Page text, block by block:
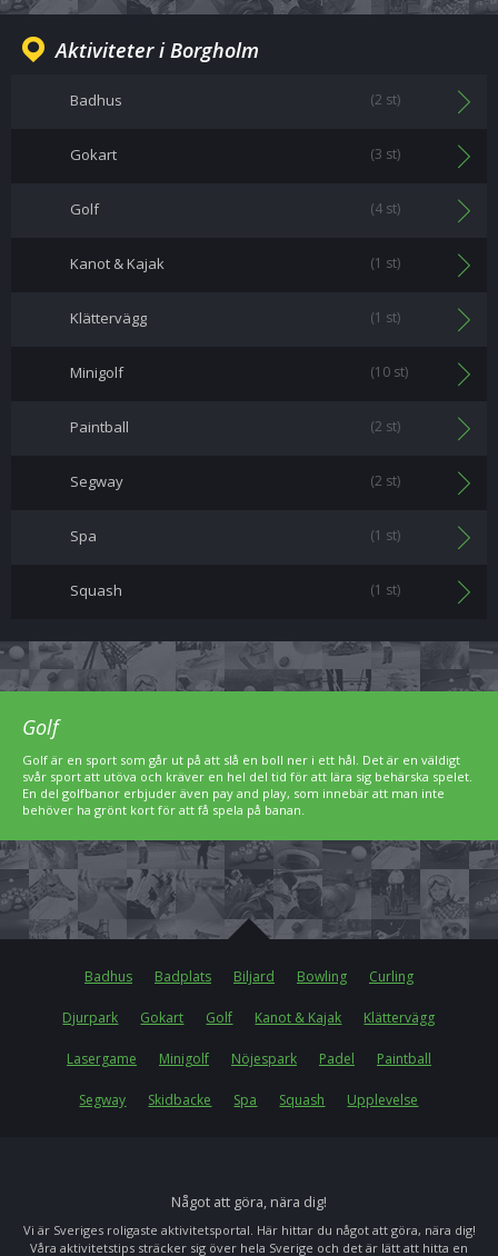
Aktiviteter i Borgholm
Badhus (2 st)
Gokart (3 st)
Golf (4 st)
Kanot & Kajak (1 st)
Klättervägg (1 st)
Minigolf (10 st)
Paintball (2 st)
Segway (2 st)
Spa (1 st)
Squash (1 st)
Golf
Golf är en sport som går ut på att slå en boll ner i ett hål. Det är en väldigt
svår sport att utöva och kräver en hel del tid för att lära sig behärska spelet.
En del golfbanor erbjuder även pay and play, som innebär att man inte
behöver ha grönt kort för att få spela på banan.
Badhus Badplats Biljard Bowling Curling
Djurpark Gokart Golf Kanot & Kajak Klättervägg
Lasergame Minigolf Nöjespark Padel Paintball
Segway Skidbacke Spa Squash Upplevelse
Något att göra, nära dig!
Vi är Sveriges roligaste aktivitetsportal. Här hittar du något att göra, nära dig!
Våra aktivitetstips sträcker sig över hela Sverige och det är lätt att hitta en